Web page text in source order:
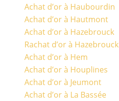
Achat d’or à Haubourdin
Achat d’or à Hautmont
Achat d’or à Hazebrouck
Rachat d’or à Hazebrouck
Achat d’or à Hem
Achat d’or à Houplines
Achat d’or à Jeumont
Achat d’or à La Bassée